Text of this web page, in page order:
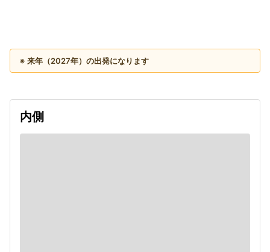
※ 来年（2027年）の出発になります
内側